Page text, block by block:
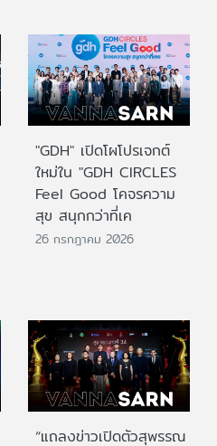
"GDH" เปิดโผโปรเจกต์
ใหม่ใน "GDH CIRCLES
Feel Good โคจรความ
สุข สนุกกว่าที่เค
26 กรกฎาคม 2026
“แถลงข่าวเปิดตัวสุพรรณ